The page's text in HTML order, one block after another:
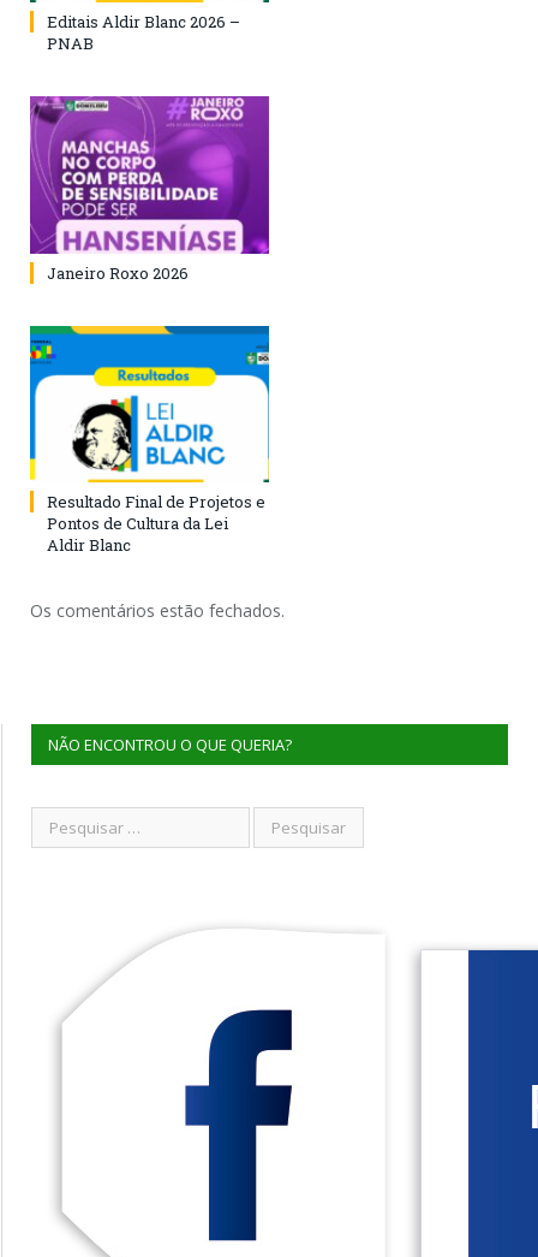
Editais Aldir Blanc 2026 –
PNAB
Janeiro Roxo 2026
Resultado Final de Projetos e
Pontos de Cultura da Lei
Aldir Blanc
Os comentários estão fechados.
NÃO ENCONTROU O QUE QUERIA?